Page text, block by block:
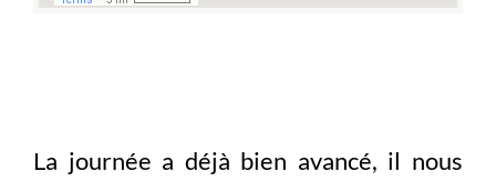
La journée a déjà bien avancé, il nous